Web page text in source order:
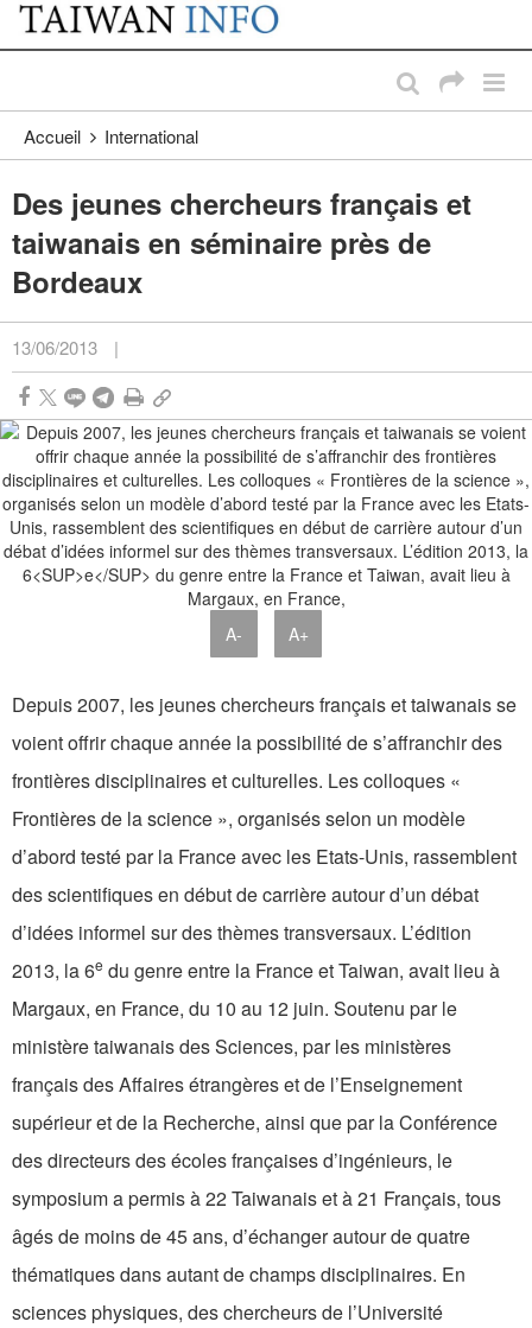
Passer au contenu principal
:::
Accueil International
Des jeunes chercheurs français et
taiwanais en séminaire près de
Bordeaux
13/06/2013 |
A- A+
Depuis 2007, les jeunes chercheurs français et taiwanais se
voient offrir chaque année la possibilité de s’affranchir des
frontières disciplinaires et culturelles. Les colloques «
Frontières de la science », organisés selon un modèle
d’abord testé par la France avec les Etats-Unis, rassemblent
des scientifiques en début de carrière autour d’un débat
d’idées informel sur des thèmes transversaux. L’édition
2013, la 6e du genre entre la France et Taiwan, avait lieu à
Margaux, en France, du 10 au 12 juin. Soutenu par le
ministère taiwanais des Sciences, par les ministères
français des Affaires étrangères et de l’Enseignement
supérieur et de la Recherche, ainsi que par la Conférence
des directeurs des écoles françaises d’ingénieurs, le
symposium a permis à 22 Taiwanais et à 21 Français, tous
âgés de moins de 45 ans, d’échanger autour de quatre
thématiques dans autant de champs disciplinaires. En
sciences physiques, des chercheurs de l’Université